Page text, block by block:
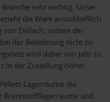
sehr wichtig. Unser
die Ware ausschließlich
von Dellach, sodass der
der Belieferung nicht zu
wird dabei von Jahr zu
in der Zustellung höher.
Lagerräume die
Brennstofflagerräume und